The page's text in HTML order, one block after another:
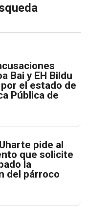
Bai y EH Bildu
el estado de
Pública de
pide al
que solicite
la
del párroco